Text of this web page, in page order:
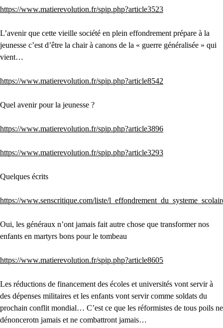
https://www.matierevolution.fr/spip.php?article3523
L’avenir que cette vieille société en plein effondrement prépare à la
jeunesse c’est d’être la chair à canons de la « guerre généralisée » qui
vient…
https://www.matierevolution.fr/spip.php?article8542
Quel avenir pour la jeunesse ?
https://www.matierevolution.fr/spip.php?article3896
https://www.matierevolution.fr/spip.php?article3293
Quelques écrits
https://www.senscritique.com/liste/
Oui, les généraux n’ont jamais fait autre chose que transformer nos
enfants en martyrs bons pour le tombeau
https://www.matierevolution.fr/spip.php?article8605
Les réductions de financement des écoles et universités vont servir à
des dépenses militaires et les enfants vont servir comme soldats du
prochain conflit mondial… C’est ce que les réformistes de tous poils ne
dénoncerotn jamais et ne combattront jamais…